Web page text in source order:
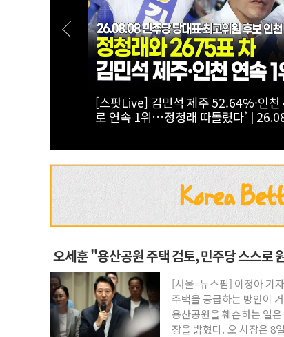
[스팟Live] 김민석·정청래 ‘초접전’ 2
는?...제3차 정기전국당원대회 후보자
오세훈 "용산공원 주택 검토, 민주당 스스로
[서울=뉴스핌] 이정아 기
주택을 공급하는 방안이
용산공원을 훼손하는 일
장을 밝혔다. 오 시장은 8